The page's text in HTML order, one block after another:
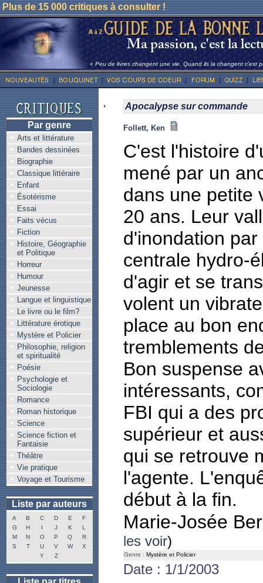
Plus de 15 000 critiques à consulter !
« Peu de livres changent une vie. Quand ils la changent c'est
Par genre
Arts et littérature
Bandes dessinées
Biographie
Classique littéraire
Enfant
Ésotérisme
Essai
Faits vécus
Fiction
Histoire, Géographie
et Politique
Horreur
Humour
Jeunesse
Langue et linguistique
Le livre ou le film?
Littérature érotique
Mystère et Policier
Philosophie, religion
et spiritualité
Poésie
Psychologie et
Sociologie
Romance
Roman historique
Science
Science fiction et
Fantaisie
Théâtre
Vie pratique
Voyage et Tourisme
Liste par auteurs
A B C D E
F
G
H I J K
L
M
N O P Q
R
S
T U V W
X
Y
Z
Apocalypse sur commande
Follett, Ken
C'est l'histoire
mené par un
dans une petite
20 ans. Leur
d'inondation
centrale hydro-
d'agir et se
volent un
place au bon
tremblements
Bon suspense
intéressants,
FBI qui a des
supérieur et
qui se retrouve
l'agente.
début à la fin.
Marie-Josée
les voir)
Genre : Mystère et Policier
Date : 1/1/2003